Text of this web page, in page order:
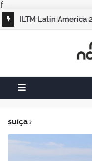
ƒ
ILTM Latin America
suíça